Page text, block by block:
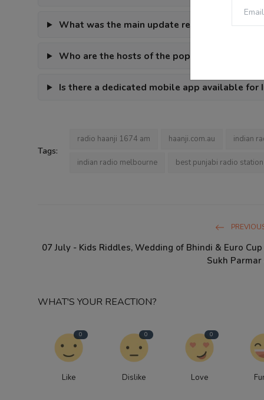
What was the main update regarding the
Who are the hosts of the popular Punjabi
Is there a dedicated mobile app available for
Tags:
radio haanji 1674 am haanji.com.au indian
indian radio melbourne best punjabi radio station
07 July - Kids Riddles, Wedding of Bhindi & Euro
Sukh Parmar
WHAT'S YOUR REACTION?
0
Like
0
Dislike
0
Love